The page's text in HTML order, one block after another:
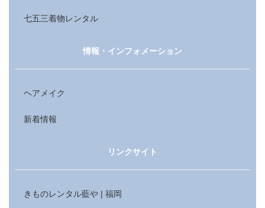
七五三着物レンタル
情報・インフォメーション
ヘアメイク
新着情報
リンクサイト
きものレンタル藍や | 福岡